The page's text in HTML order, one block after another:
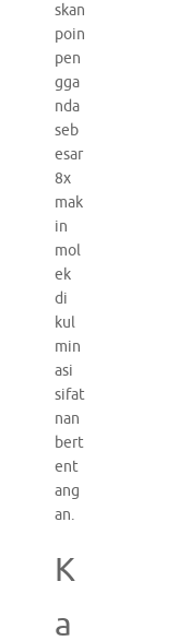
skan
poin
pen
gga
nda
seb
esar
8x
mak
in
mol
ek
di
kul
min
asi
sifat
nan
bert
ent
ang
an.
K
a